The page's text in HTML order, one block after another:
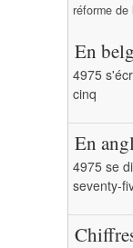
réforme de
En
4975
cinq
En
4975 se
seventy-